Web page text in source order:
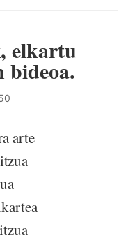
elkartu
bideoa.
arte